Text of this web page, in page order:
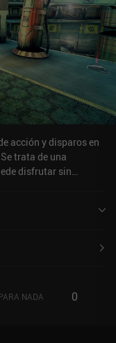
acción y disparos en
trata de una
disfrutar sin
actualmente una
NADA 0